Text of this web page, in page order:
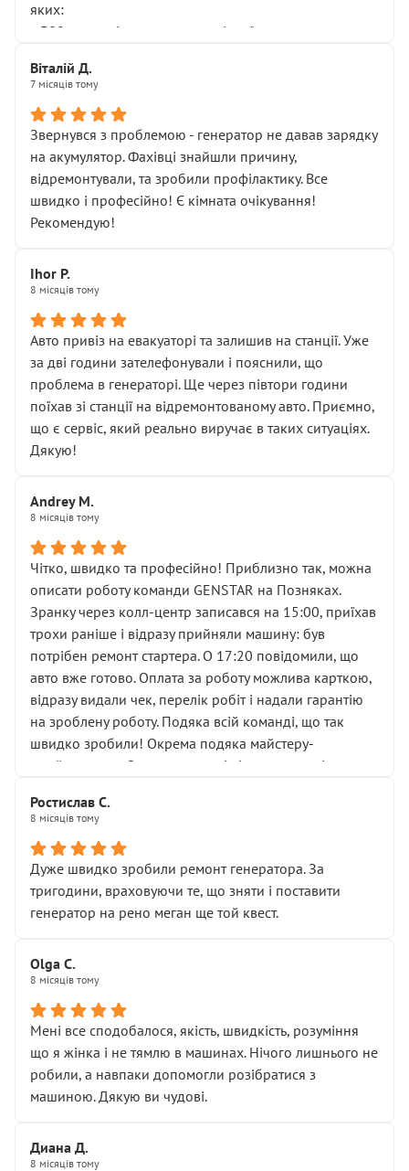
яких:
• 300 грн — діагностика гальмівної системи
НЕ погоджував
послуга. Тим більше, я був поруч і жодної реальної
діагностики ходової не проводилось. Після
зауваження гроші за цю “послугу” повернули, що
лише підтвердило мою правоту.
Але головне — я виїжджаю з боксу, і скрип у гальмах
залишився таким самим, як і був. Тобто оплачена
Далі ситуація тільки погіршилась:
• сказали, що тепер “потрібно знімати колеса”
• що біля авто стояти вже не можна
• почали озвучувати купу додаткових робіт без
чіткого пояснення
( ну все зняли та доробили) дякую!
Окремий момент, який виглядає абсурдно:
мені заявили, що бачок гальмівної рідини потрібно
міняти разом із головним гальмівним циліндром у
Для людини, яка хоча б трохи розуміється на техніці,
це звучить як мінімум непрофесійно, а як максимум —
спроба продати дорогий вузол замість елементарних
ущільнювачів.
Що прикро — це не перший мій візит. Раніше міняв у
вас стартер, і тоді сервіс наче справив хороше
враження. Але згодом знайшов декілька гайок під
лобовим склом. Мені пояснили, що це “старі гайки, які
відкручували”, і попросили не хвилюватися. ( надіюсь
новий власник, не застяг в полі))
Але після нинішнього візиту такі дрібниці вже не
здаються дрібницями.
Я — клієнт, який працює на довірі, і саме її цей сервіс
Хотілося б більше:
• належної уваги до авто
• прозорості в роботах і рахунках
• реальної діагностики, а не формального
“подивились і поїхав”
На жаль, складається враження, що сервіс працює не
Стосовно комунікації - все добре
Віталій Д.
7 місяців тому
Звернувся з проблемою - генератор не давав зарядку
на акумулятор. Фахівці знайшли причину,
відремонтували, та зробили профілактику. Все
швидко і професійно! Є кімната очікування!
Рекомендую!
Ihor P.
8 місяців тому
Авто привіз на евакуаторі та залишив на станції. Уже
за дві години зателефонували і пояснили, що
проблема в генераторі. Ще через півтори години
поїхав зі станції на відремонтованому авто. Приємно,
що є сервіс, який реально виручає в таких ситуаціях.
Дякую!
Andrey M.
8 місяців тому
Чітко, швидко та професійно! Приблизно так, можна
описати роботу команди GENSTAR на Позняках.
Зранку через колл-центр записався на 15:00, приїхав
трохи раніше і відразу прийняли машину: був
потрібен ремонт стартера. О 17:20 повідомили, що
авто вже готово. Оплата за роботу можлива карткою,
відразу видали чек, перелік робіт і надали гарантію
на зроблену роботу. Подяка всій команді, що так
швидко зробили! Окрема подяка майстеру-
приймальнику Олександру: всі чітко та по суті.
звертатися до цього автосервісу.
Ростислав С.
8 місяців тому
Дуже швидко зробили ремонт генератора. За
тригодини, враховуючи те, що зняти і поставити
генератор на рено меган ще той квест.
Olga С.
8 місяців тому
Мені все сподобалося, якість, швидкість, розуміння
що я жінка і не тямлю в машинах. Нічого лишнього не
робили, а навпаки допомогли розібратися з
машиною. Дякую ви чудові.
Диана Д.
8 місяців тому